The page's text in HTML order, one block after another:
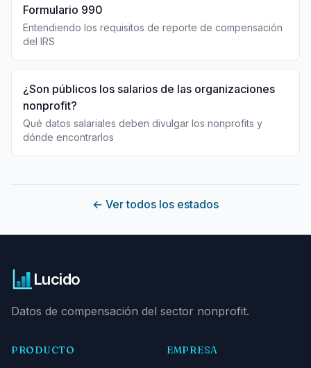
Formulario 990
Entendiendo los requisitos de reporte de compensación
del IRS
¿Son públicos los salarios de las organizaciones
nonprofit?
Qué datos salariales deben divulgar los nonprofits y
dónde encontrarlos
← Ver todos los estados
Lucido
Datos de compensación del sector nonprofit.
PRODUCTO EMPRESA